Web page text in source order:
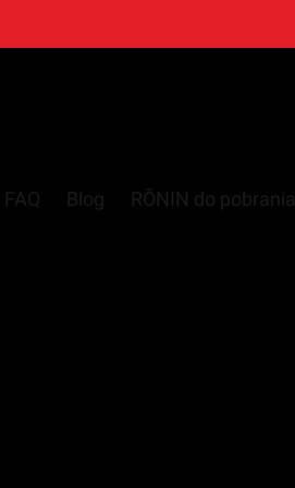
Blog RŌNIN do pobrania